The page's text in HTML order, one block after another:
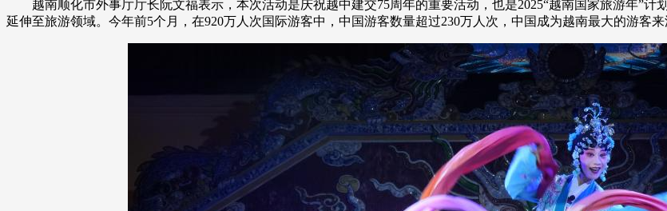
越南顺化市外事厅厅长阮文福表示，本次活动是庆祝越中建交75周年的重要活动，也是2025“越南国家旅游年”计
延伸至旅游领域。今年前5个月，在920万人次国际游客中，中国游客数量超过230万人次，中国成为越南最大的游客来